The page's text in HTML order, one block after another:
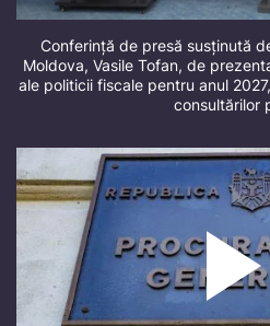
Conferință de presă susținută
Moldova, Vasile Tofan, de
ale politicii fiscale pentru anul
consultărilor